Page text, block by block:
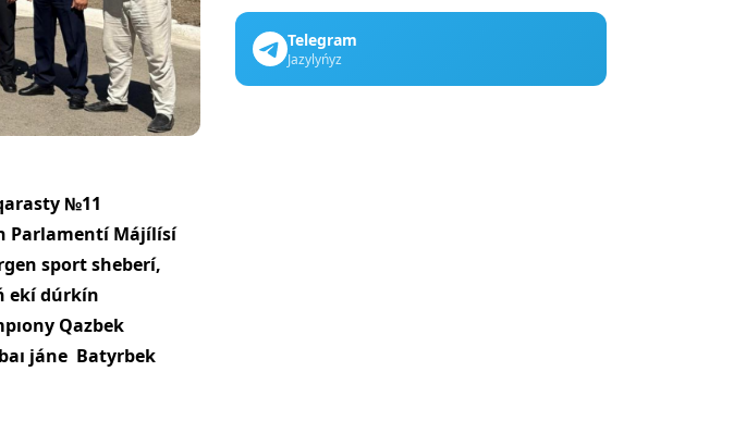
№11
Parlamentí Májílísí
sport sheberí,
ekí dúrkín
Qazbek
jáne Batyrbek
Telegram
Jazylyńyz